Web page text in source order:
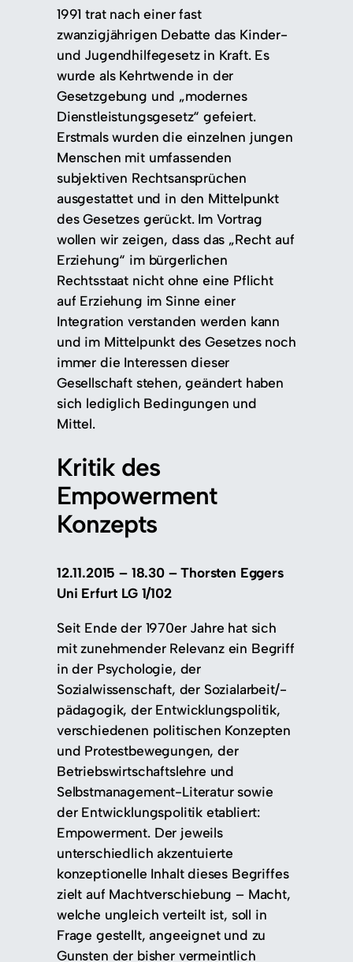
1991 trat nach einer fast
zwanzigjährigen Debatte das Kinder-
und Jugendhilfegesetz in Kraft. Es
wurde als Kehrtwende in der
Gesetzgebung und „modernes
Dienstleistungsgesetz“ gefeiert.
Erstmals wurden die einzelnen jungen
Menschen mit umfassenden
subjektiven Rechtsansprüchen
ausgestattet und in den Mittelpunkt
des Gesetzes gerückt. Im Vortrag
wollen wir zeigen, dass das „Recht auf
Erziehung“ im bürgerlichen
Rechtsstaat nicht ohne eine Pflicht
auf Erziehung im Sinne einer
Integration verstanden werden kann
und im Mittelpunkt des Gesetzes noch
immer die Interessen dieser
Gesellschaft stehen, geändert haben
sich lediglich Bedingungen und
Mittel.
Kritik des
Empowerment
Konzepts
12.11.2015 – 18.30 – Thorsten Eggers
Uni Erfurt LG 1/102
Seit Ende der 1970er Jahre hat sich
mit zunehmender Relevanz ein Begriff
in der Psychologie, der
Sozialwissenschaft, der Sozialarbeit/-
pädagogik, der Entwicklungspolitik,
verschiedenen politischen Konzepten
und Protestbewegungen, der
Betriebswirtschaftslehre und
Selbstmanagement-Literatur sowie
der Entwicklungspolitik etabliert:
Empowerment. Der jeweils
unterschiedlich akzentuierte
konzeptionelle Inhalt dieses Begriffes
zielt auf Machtverschiebung – Macht,
welche ungleich verteilt ist, soll in
Frage gestellt, angeeignet und zu
Gunsten der bisher vermeintlich